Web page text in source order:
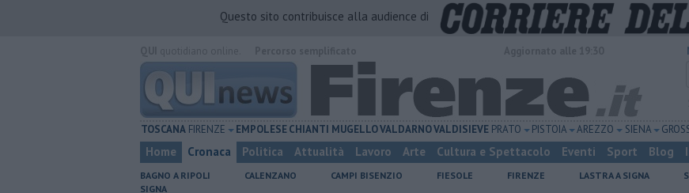
Questo sito contribuisce alla audience di
TOSCANA FIRENZE EMPOLESECHIANTI MUGELLOVALDARNOVALDISIEVE PRATO PISTOIA AREZZO SIENA
Home Cronaca Politica Attualità Lavoro Arte Cultura e Spettacolo Eventi Sport Blog
BAGNO A RIPOLI CALENZANO CAMPI BISENZIO FIESOLE FIRENZE LASTRA A SIGNA
SIGNA